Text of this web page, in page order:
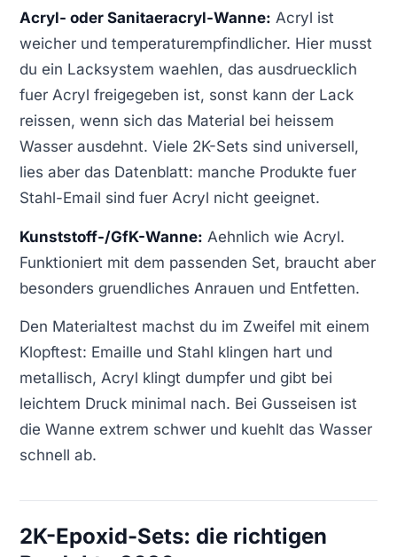
Acryl- oder Sanitaeracryl-Wanne: Acryl ist
weicher und temperaturempfindlicher. Hier musst
du ein Lacksystem waehlen, das ausdruecklich
fuer Acryl freigegeben ist, sonst kann der Lack
reissen, wenn sich das Material bei heissem
Wasser ausdehnt. Viele 2K-Sets sind universell,
lies aber das Datenblatt: manche Produkte fuer
Stahl-Email sind fuer Acryl nicht geeignet.
Kunststoff-/GfK-Wanne: Aehnlich wie Acryl.
Funktioniert mit dem passenden Set, braucht aber
besonders gruendliches Anrauen und Entfetten.
Den Materialtest machst du im Zweifel mit einem
Klopftest: Emaille und Stahl klingen hart und
metallisch, Acryl klingt dumpfer und gibt bei
leichtem Druck minimal nach. Bei Gusseisen ist
die Wanne extrem schwer und kuehlt das Wasser
schnell ab.
2K-Epoxid-Sets: die richtigen